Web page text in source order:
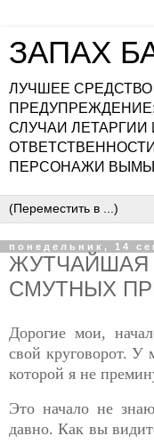
ЗАПАХ
ЛУЧШЕЕ
СЛУЧАИ ЛЕТАРГИИ
ПЕРСОНАЖИ
понедельник, 14
ЖУТЧАЙШАЯ
СМУТНЫХ
Дорогие мои,
свой круговорот. У
которой я не
Это начало не
давно. Как вы